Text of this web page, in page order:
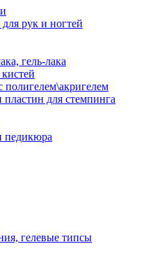
рук и ногтей
гель-лака
полигелем\акригелем
для стемпинга
педикюра
гелевые типсы